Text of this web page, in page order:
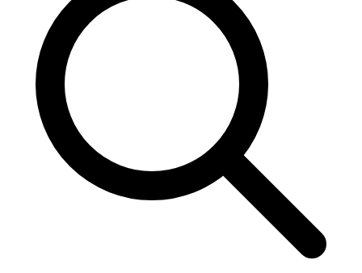
Live Scores
Spielplan
Teams
Tabelle
Football Regeln